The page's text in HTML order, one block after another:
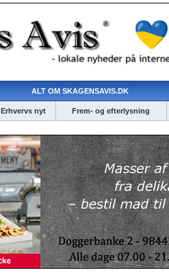
ALT OM SKAGENSAVIS.DK
Erhvervs nyt Frem- og efterlysning